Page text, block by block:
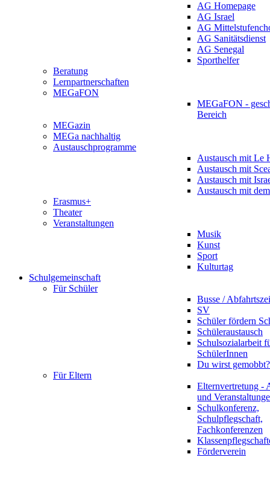
AG Homepage
AG Israel
AG
AG Sanitätsdienst
AG Senegal
Sporthelfer
Beratung
Lernpartnerschaften
MEGaFON
MEGaFON -
Bereich
MEGazin
MEGa nachhaltig
Austauschprogramme
Austausch mit Le
Austausch mit
Austausch mit
Austausch mit
Erasmus+
Theater
Veranstaltungen
Musik
Kunst
Sport
Kulturtag
Schulgemeinschaft
Für Schüler
Busse /
SV
Schüler fördern
Schüleraustausch
Schulsozialarbeit
SchülerInnen
Du wirst gemobbt?
Für Eltern
Elternvertretung -
und
Schulkonferenz,
Schulpflegschaft,
Fachkonferenzen
Förderverein